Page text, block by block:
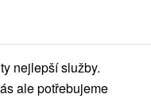
pod Gerlachem
nejlepší služby.
ale potřebujeme